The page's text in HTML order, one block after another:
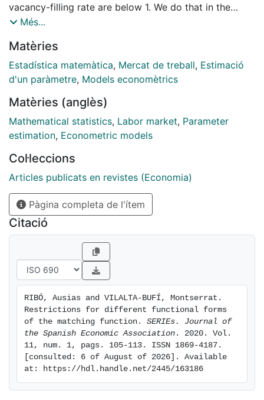
vacancy-filling rate are below 1. We do that in the
context of the canonical search and matching model
that the restrictions for a Cobb-Douglas matching
function with increasing returns to scale are rather
restrictive, involving an upper bound to future
contrast, for functional forms with constant returns to
scale (Cobb-Douglas, CES) the restrictions involve
only parameters or an upper bound to the future
job-finding rate (vacancy filling rate) below one can
restrict the vacancy filling rate (job-finding rate) to be
below and strictly bounded away from one. We
provide the bounds implied by these 'interior
equilibria.'
Més...
Matèries
Estadística matemàtica, Mercat de treball, Estimació
d'un paràmetre, Models economètrics
Matèries (anglès)
Mathematical statistics, Labor market, Parameter
estimation, Econometric models
Col·leccions
Articles publicats en revistes (Economia)
Pàgina completa de l'ítem
Citació
RIBÓ, Ausias and VILALTA-BUFÍ, Montserrat.
Restrictions for different functional forms
of the matching function. SERIEs. Journal of
the Spanish Economic Association . 2020. Vol.
11, num. 1, pags. 105-113. ISSN 1869-4187.
[consulted: 6 of August of 2026]. Available
at: https://hdl.handle.net/2445/163186